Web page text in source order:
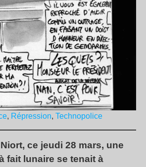
, Répression, Technopolice
ce jeudi 28 mars, une
fait lunaire se tenait à